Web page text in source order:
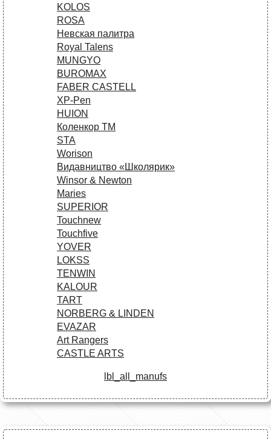
KOLOS
ROSA
Невская палитра
Royal Talens
MUNGYO
BUROMAX
FABER CASTELL
XP-Pen
HUION
Коленкор ТМ
STA
Worison
Видавництво «Школярик»
Winsor & Newton
Maries
SUPERIOR
Touchnew
Touchfive
YOVER
LOKSS
TENWIN
KALOUR
TART
NORBERG & LINDEN
EVAZAR
Art Rangers
CASTLE ARTS
lbl_all_manufs